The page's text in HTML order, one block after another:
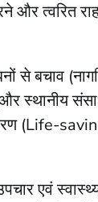
और त्वरित
से बचाव
स्थानीय
(Life-
एवं